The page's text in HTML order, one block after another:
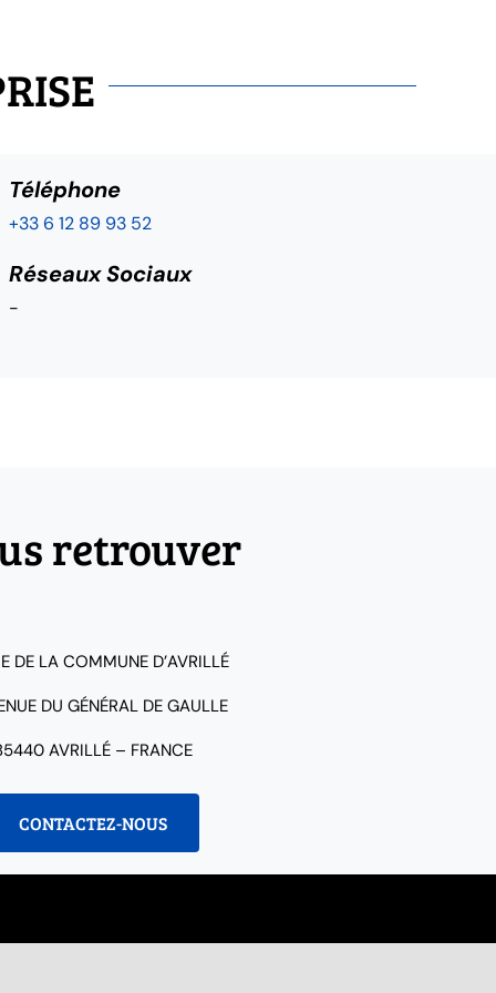
Téléphone
+33 6 12 89 93 52
Réseaux Sociaux
-
retrouver
DE LA COMMUNE D’AVRILLÉ
DU GÉNÉRAL DE GAULLE
AVRILLÉ – FRANCE
CONTACTEZ-NOUS